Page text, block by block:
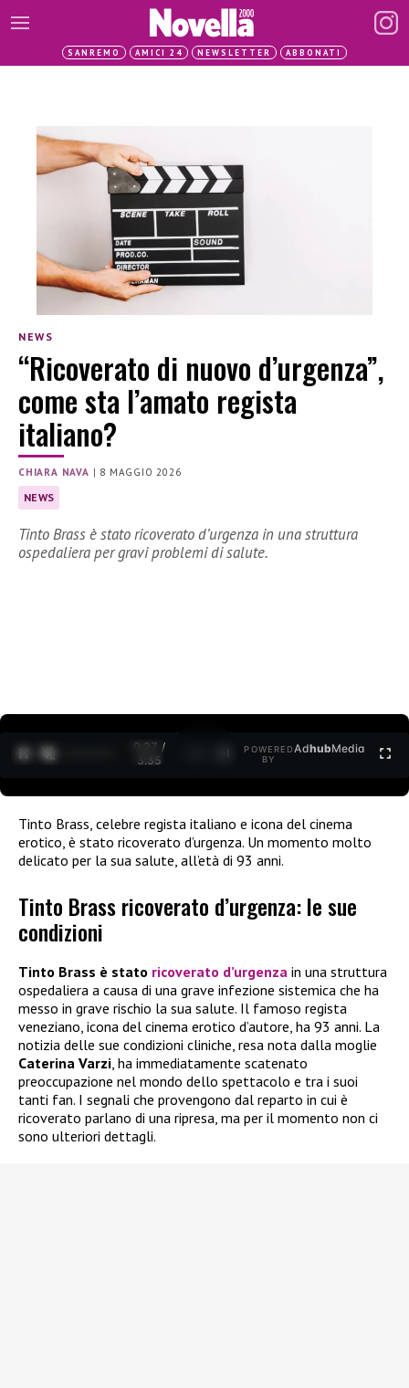
SANREMO AMICI 24 NEWSLETTER ABBONATI
NEWS
“Ricoverato di nuovo d’urgenza”,
come sta l’amato regista
italiano?
CHIARA NAVA | 8 MAGGIO 2026
NEWS
Tinto Brass è stato ricoverato d’urgenza in una struttura
ospedaliera per gravi problemi di salute.
0:28 /
3:35
POWERED
BY
AdhubMedia
Tinto Brass, celebre regista italiano e icona del cinema
erotico, è stato ricoverato d’urgenza. Un momento molto
delicato per la sua salute, all’età di 93 anni.
Tinto Brass ricoverato d’urgenza: le sue
condizioni
Tinto Brass è stato ricoverato d’urgenza in una struttura
ospedaliera a causa di una grave infezione sistemica che ha
messo in grave rischio la sua salute. Il famoso regista
veneziano, icona del cinema erotico d’autore, ha 93 anni. La
notizia delle sue condizioni cliniche, resa nota dalla moglie
Caterina Varzi, ha immediatamente scatenato
preoccupazione nel mondo dello spettacolo e tra i suoi
tanti fan. I segnali che provengono dal reparto in cui è
ricoverato parlano di una ripresa, ma per il momento non ci
sono ulteriori dettagli.